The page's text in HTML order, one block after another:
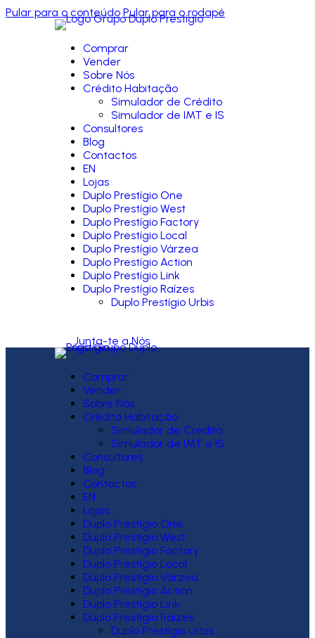
Pular para o conteúdo Pular para o rodapé
Comprar
Vender
Sobre Nós
Crédito Habitação
Simulador de Crédito
Simulador de IMT e IS
Consultores
Blog
Contactos
EN
Lojas
Duplo Prestígio One
Duplo Prestígio West
Duplo Prestígio Factory
Duplo Prestígio Local
Duplo Prestígio Várzea
Duplo Prestígio Action
Duplo Prestígio Link
Duplo Prestígio Raízes
Duplo Prestígio Urbis
Junta-te a Nós
Comprar
Vender
Sobre Nós
Crédito Habitação
Simulador de Crédito
Simulador de IMT e IS
Consultores
Blog
Contactos
EN
Lojas
Duplo Prestígio One
Duplo Prestígio West
Duplo Prestígio Factory
Duplo Prestígio Local
Duplo Prestígio Várzea
Duplo Prestígio Action
Duplo Prestígio Link
Duplo Prestígio Raízes
Duplo Prestígio Urbis